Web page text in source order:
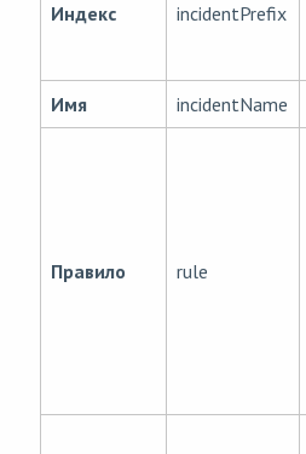
Индекс incidentPrefix
Имя
incidentName
Правило rule